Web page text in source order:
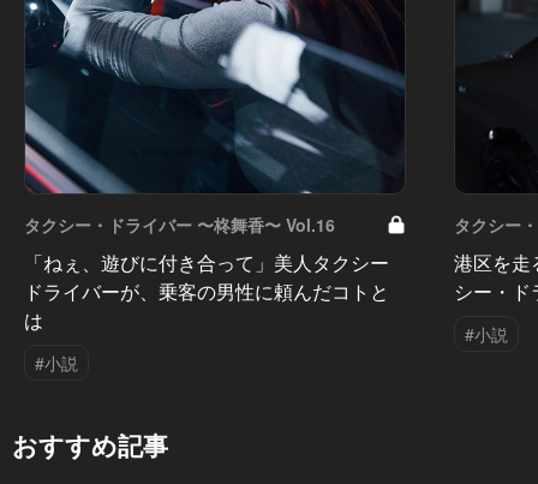
タクシー・ドライバー 〜柊舞香〜 Vol.16
「ねぇ、遊びに付き合って」美人タクシー
ドライバーが、乗客の男性に頼んだコトと
は
#小説
タクシー
港区を走
シー・
#小説
おすすめ記事